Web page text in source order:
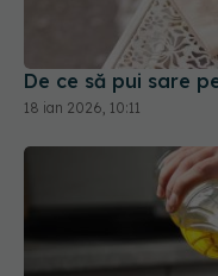
De ce să pui sare
18 ian 2026, 10:11